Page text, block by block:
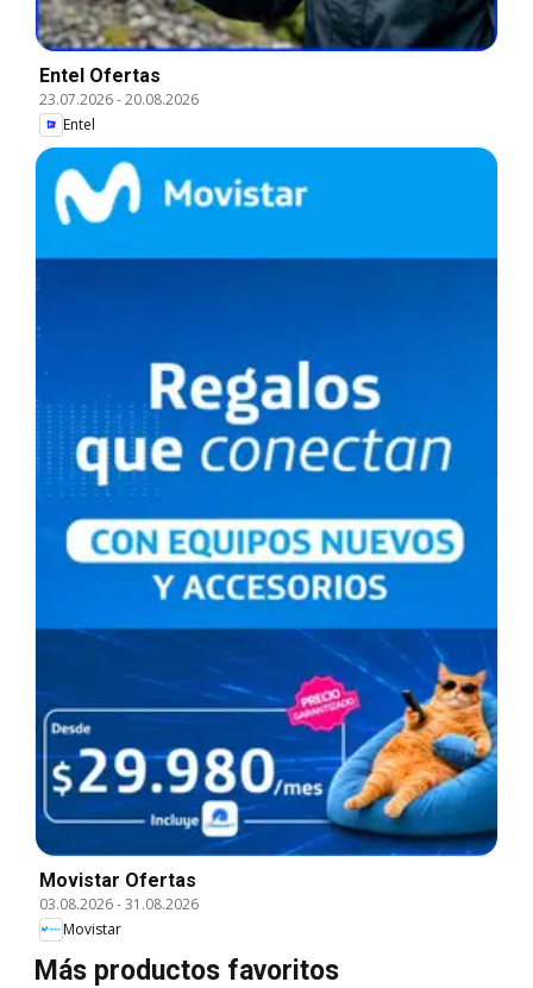
Entel Ofertas
23.07.2026-20.08.2026
Entel
Movistar Ofertas
03.08.2026-31.08.2026
Movistar
Más productos favoritos